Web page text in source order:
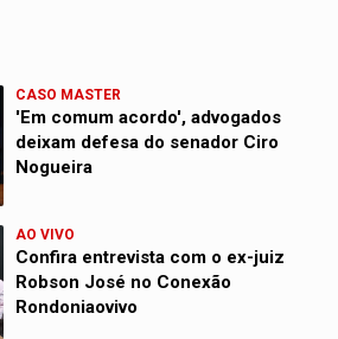
CASO MASTER
'Em comum acordo', advogados
deixam defesa do senador Ciro
Nogueira
AO VIVO
Confira entrevista com o ex-juiz
Robson José no Conexão
Rondoniaovivo